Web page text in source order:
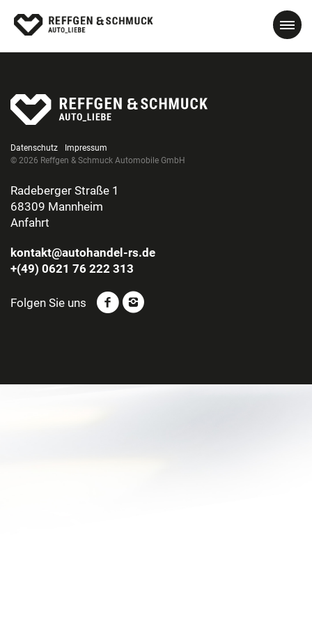
Datenschutz
Impressum
© 2026 Reffgen & Schmuck Automobile GmbH
Radeberger Straße 1
68309 Mannheim
Anfahrt
kontakt@autohandel-rs.de
+(49) 0621 76 222 313
Folgen Sie uns